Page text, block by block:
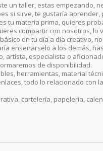
un taller, estas empezando,
si sirve, te gustaría aprender,
tu matería prima, quieres
compartir con nosotros, lo
en tu día a día creativo,
enseñarselo a los demás,
artísta, especialista o
de disponibilidad.
herramientas, material
todo lo relacionado con
cartelería, papelería,